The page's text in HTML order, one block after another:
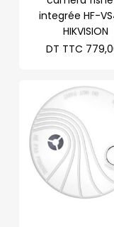
integrée HF-
HIKVISION
DT TTC